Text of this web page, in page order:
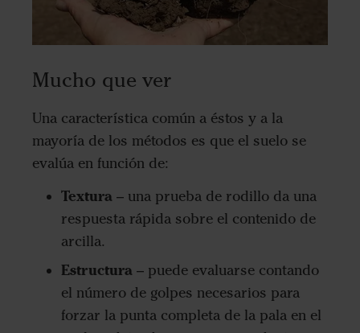
Mucho que ver
Una característica común a éstos y a la
mayoría de los métodos es que el suelo se
evalúa en función de:
Textura – una prueba de rodillo da una
respuesta rápida sobre el contenido de
arcilla.
Estructura – puede evaluarse contando
el número de golpes necesarios para
forzar la punta completa de la pala en el